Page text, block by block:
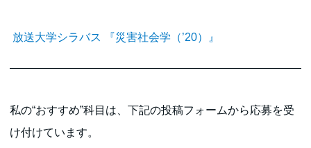
放送大学シラバス 『災害社会学（’20）』
私の“おすすめ”科目は、下記の投稿フォームから応募を受
け付けています。